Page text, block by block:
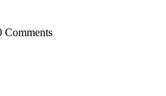
Comments